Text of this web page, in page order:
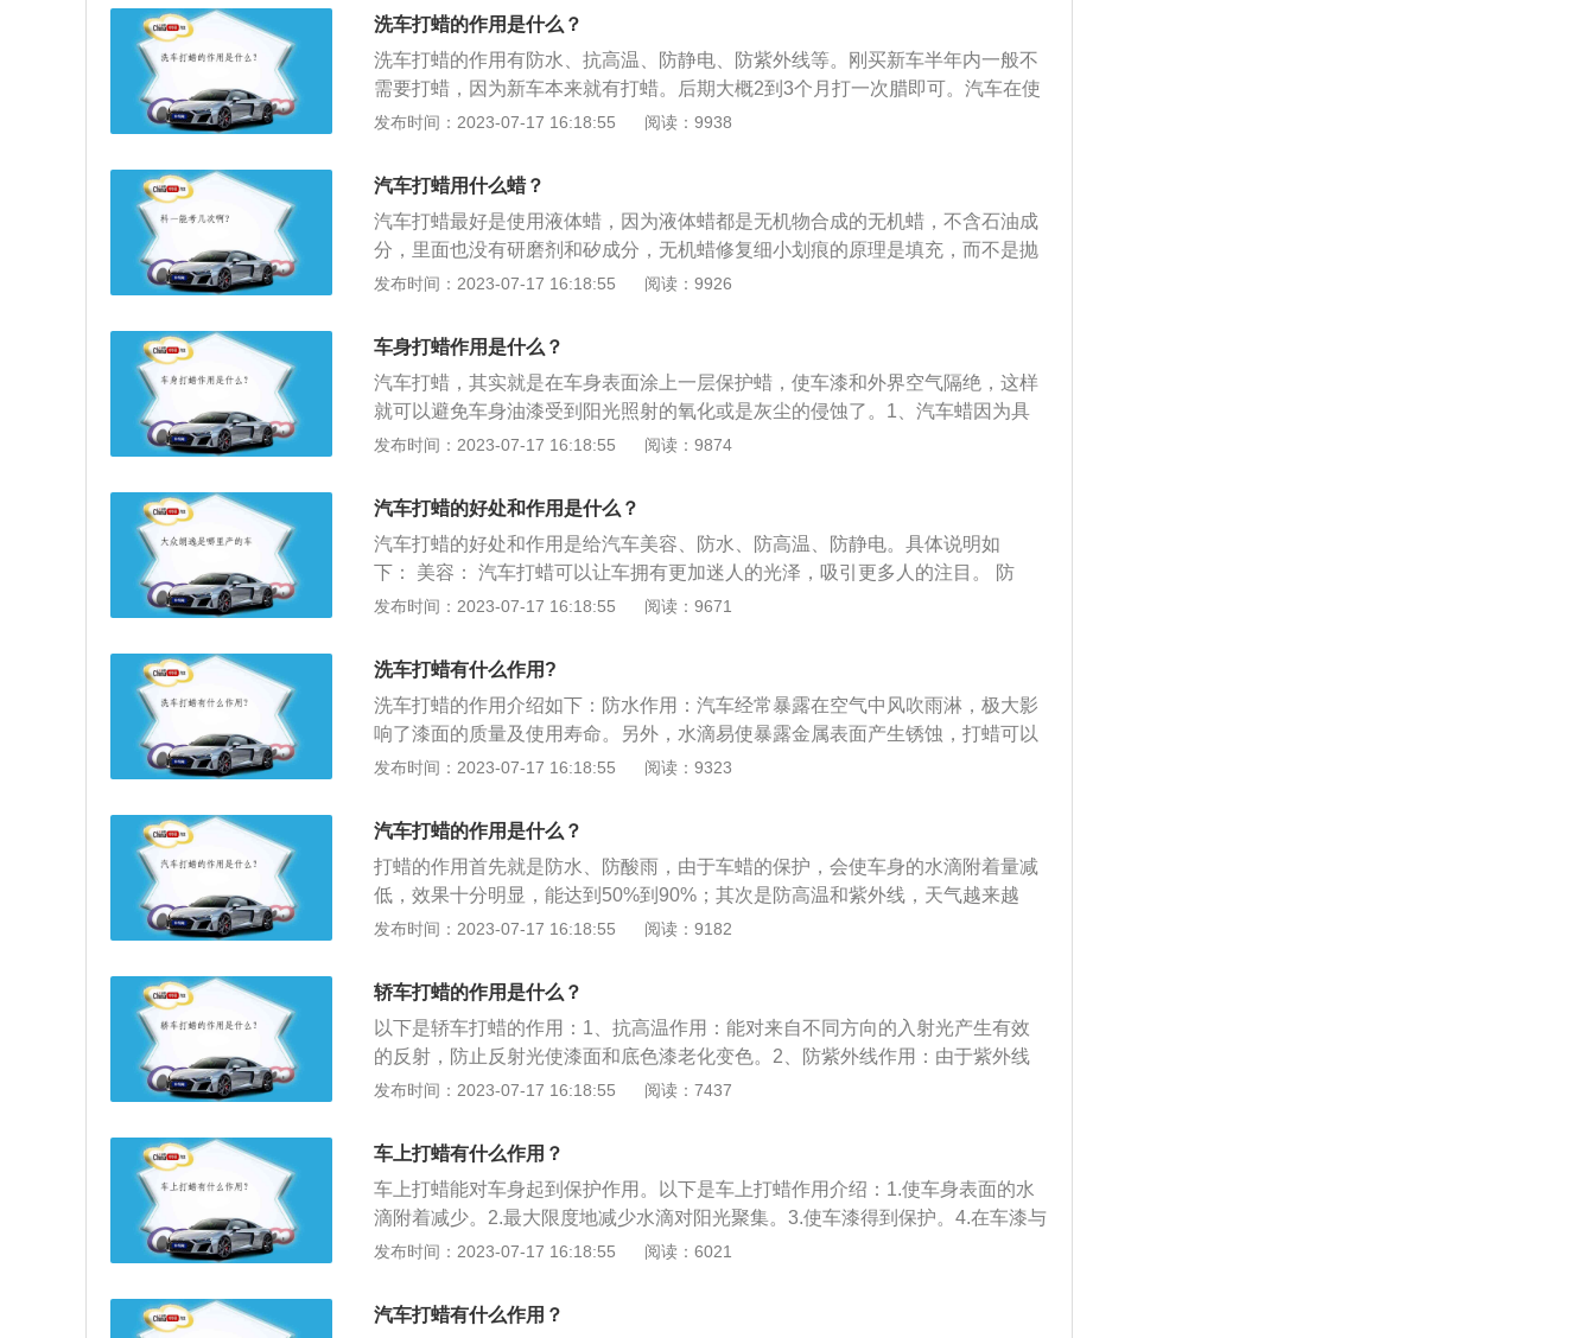
处之一。3、防止车漆老化：汽车常年在外行驶或存放很容易因光照而导致车漆
老化褪色，而打蜡形成的薄膜可以将部分光线反射，能够避免车漆老化，延长车
漆的年份。4、隔绝空气尘土：车蜡则可以有效地隔断车身与空气、尘埃的摩
擦，这样的话，车身也不会特别容易落上满满的一层灰。还可以防止车身表面静
电的产生，并改善漆面的光亮程度，以及车漆发生的氧化反应。5、防紫外线作
折射进入漆面，而打蜡之后就可以缓解紫外线的照射，也能够保护原车车漆。
6、研磨抛光作用：当漆面出现浅划痕时，可使用研磨抛光车蜡，这样的话就不
会对原车表面的车漆造型影响。
洗车打蜡的作用是什么？
洗车打蜡的作用有防水、抗高温、防静电、防紫外线等。刚买新车半年内一般不
需要打蜡，因为新车本来就有打蜡。后期大概2到3个月打一次腊即可。汽车在使
用的过程中，因为风吹日晒和风沙的打磨，对车漆造成一定程度的损伤。如果长
以进行打蜡工作了，打蜡之前要先将车辆清洗干净，将车上的水滴都擦干净后，
才可以开始打蜡。洗车打蜡的作用：防水作用：汽车经常暴露在空气中风吹雨
淋，极大影响了漆面的质量及使用寿命。另外，水滴容易使暴露金属表面产生锈
蚀。抗高温作用：车蜡的抗高温作用原理是对来自不同方向的入射光产生有效反
射，防止入射光使漆面或底色漆老化变色。防静电作用：汽车静电来源于车内纤
阻隔了车身与尘埃，减少了静电的产生。防紫外线作用：车蜡防紫外线作用与抗
高温作用并行，紫外线的特性决定了紫外光容易折射进入漆面，洗车打蜡就能够
减少紫外线造成的伤害。
发布时间：2023-07-17 16:18:55 阅读：9938
汽车打蜡用什么蜡？
汽车打蜡最好是使用液体蜡，因为液体蜡都是无机物合成的无机蜡，不含石油成
分，里面也没有研磨剂和矽成分，无机蜡修复细小划痕的原理是填充，而不是抛
光，无机蜡一般光泽比石油蜡稍差，但是防水防尘要强，同时还具有清洁功能，
的车或车身光泽显暗的车可以选用上光蜡，以保持车身光泽和颜色。雨水多的季
节和地区，可以选用防水蜡，夏季一般光照较强，宜选用防高温、防紫外光能力
强的车蜡，防止车漆变色。如果汽车行驶环境较差，应选用保护作用较强的硅酮
树脂蜡。普通轿车深色车漆选用黑色、红色、绿色系列的车蜡，浅色车漆选用银
色、白色、珍珠色系列车蜡。新车建议不要打蜡，新车表面有原装蜡，避免造成
发布时间：2023-07-17 16:18:55 阅读：9926
车身打蜡作用是什么？
汽车打蜡，其实就是在车身表面涂上一层保护蜡，使车漆和外界空气隔绝，这样
就可以避免车身油漆受到阳光照射的氧化或是灰尘的侵蚀了。1、汽车蜡因为具
有不亲水的特性，所以打完蜡的车辆下雨天不容易在车身上积水，也可以保持车
蜡，作为汽车美容的传统项目，打蜡的作用首先就是防水，防酸雨，由于车蜡的
保护，会使车身的水滴附着量减低，效果十分明显，能达到50%到90%；其次是
防高温和紫外线，天气越来越热，汽车常年在外行驶或存放很容易因光照而导致
车漆老化褪色，而打蜡形成的薄膜可以将部分光线反射，有效避免车漆老化；再
次就是车蜡可以防静电，当然同时也防尘。
发布时间：2023-07-17 16:18:55 阅读：9874
汽车打蜡的好处和作用是什么？
汽车打蜡的好处和作用是给汽车美容、防水、防高温、防静电。具体说明如
下： 美容： 汽车打蜡可以让车拥有更加迷人的光泽，吸引更多人的注目。 防
水： 汽车打蜡可以防水，避免雨水对车辆的腐蚀，尤其现今城市的雨水的酸性极
射光或多或少地反射出去，而且对于车身还起到一层保护作用，避免直射到车
漆，从而掉色磨损。
发布时间：2023-07-17 16:18:55 阅读：9671
洗车打蜡有什么作用?
洗车打蜡的作用介绍如下：防水作用：汽车经常暴露在空气中风吹雨淋，极大影
响了漆面的质量及使用寿命。另外，水滴易使暴露金属表面产生锈蚀，打蜡可以
很好的隔绝汽车和水。抗高温作用：车蜡的抗高温作用原理是对来自不同方向的
静电来源于车内纤维织物和行驶过程中空气尘埃与车身摩擦产生。静电常造成诸
多不便，车蜡有效阻隔了车身与尘埃，减少了静电的产生。
发布时间：2023-07-17 16:18:55 阅读：9323
汽车打蜡的作用是什么？
打蜡的作用首先就是防水、防酸雨，由于车蜡的保护，会使车身的水滴附着量减
低，效果十分明显，能达到50%到90%；其次是防高温和紫外线，天气越来越
热，汽车常年在外行驶或存放很容易因光照而导致车漆老化褪色，而打蜡形成的
也可以防尘。打蜡的步骤如下：用胶带分割出需要打蜡的部位；倒适量抛光剂于
绿色的海绵块上(如果划痕轻，就直接用绿色的海绵，如果划痕较深，就用带有细
磨砂的灰色面)；顺着有刮痕的地方直线来回擦拭；几分钟后，用软布擦拭干净；
擦拭完毕，查看打蜡效果。由于车辆行驶的环境、停放场所不同，打蜡的时间间
隔也应有所不同。一般有车库停放，多在良好道路上行驶的车辆，每2个月左右
非是硬性规定，可依据车身实际情况酌情增减。汽车打蜡的注意事项：新车买来
后油漆表面外观较好，通过打蜡可以有效地保护漆面免受紫外等导致的氧化，保
护漆面的光泽。应在阴凉处给汽车打蜡，保证车体不致发热。温度过高会导致蜡
蜡，一次性打蜡面积过大，时间太长，可能会导致先打蜡部分擦拭困难；一般蜡
等处的缝隙中会残留一些车蜡，使车身显得很不美观。这些地方的蜡垢若不及时
发布时间：2023-07-17 16:18:55 阅读：9182
轿车打蜡的作用是什么？
以下是轿车打蜡的作用：1、抗高温作用：能对来自不同方向的入射光产生有效
的反射，防止反射光使漆面和底色漆老化变色。2、防紫外线作用：由于紫外线
的特性，决定了紫外线较容易折射进入漆面，防紫外线车蜡充分考虑了紫外线的
本的作用，经过打蜡的车辆，都能改善其表面的光亮度，使车身恢复亮丽本色。
4、研磨抛光作用：当漆面出现浅划痕时，可使用研磨抛光车蜡。如划痕不严
重，抛光和打蜡可一次完成。
发布时间：2023-07-17 16:18:55 阅读：7437
车上打蜡有什么作用？
车上打蜡能对车身起到保护作用。以下是车上打蜡作用介绍：1.使车身表面的水
滴附着减少。2.最大限度地减少水滴对阳光聚集。3.使车漆得到保护。4.在车漆与
酸雨、灰尘和有害气体等有害物质之间形成一层保护层。5.避免直接与车身接
的习惯）。2.过黏土（打蜡）。3.抛光（打蜡）。4.封釉（不推荐）。5.漆面镀
发布时间：2023-07-17 16:18:55 阅读：6021
汽车打蜡有什么作用？